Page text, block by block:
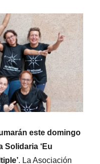
este domingo
Solidaria ‘Eu
. La Asociación